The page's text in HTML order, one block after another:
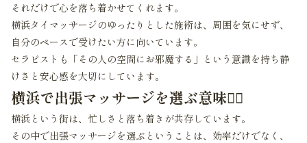
それだけで心を落ち着かせてくれます。
横浜タイマッサージのゆったりとした施術は、周囲を気にせず、
自分のペースで受けたい方に向いています。
セラピストも「その人の空間にお邪魔する」という意識を持ち静
けさと安心感を大切にしています。
横浜で出張マッサージを選ぶ意味💆‍♀️
横浜という街は、忙しさと落ち着きが共存しています。
その中で出張マッサージを選ぶということは、効率だけでなく、